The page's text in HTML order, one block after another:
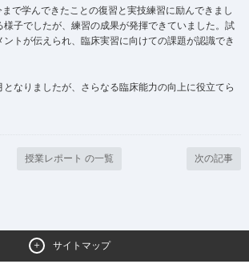
で学んできたことの復習と実技練習に励んできまし
子でしたが、練習の成果が発揮できていました。試
トが伝えられ、臨床実習に向けての課題が認識でき
なりましたが、さらなる臨床能力の向上に役立てら
授業レポート の一覧 次の記事
サイトマップ